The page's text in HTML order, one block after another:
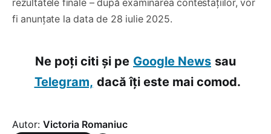
fi anunțate la data de 28 iulie 2025.
Ne poți citi și pe Google News sau
Telegram, dacă îți este mai comod.
Autor: Victoria Romaniuc